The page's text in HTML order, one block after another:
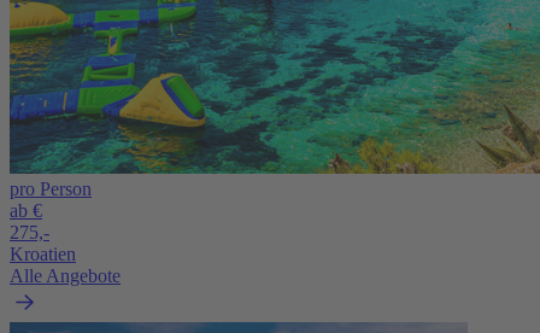
pro Person
ab €
275,-
Kroatien
Alle Angebote